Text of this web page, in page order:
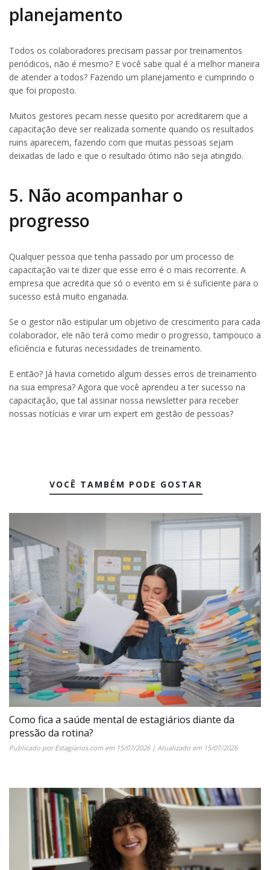
planejamento
Todos os colaboradores precisam passar por treinamentos
periódicos, não é mesmo? E você sabe qual é a melhor maneira
de atender a todos? Fazendo um planejamento e cumprindo o
que foi proposto.
Muitos gestores pecam nesse quesito por acreditarem que a
capacitação deve ser realizada somente quando os resultados
ruins aparecem, fazendo com que muitas pessoas sejam
deixadas de lado e que o resultado ótimo não seja atingido.
5. Não acompanhar o
progresso
Qualquer pessoa que tenha passado por um processo de
capacitação vai te dizer que esse erro é o mais recorrente. A
empresa que acredita que só o evento em si é suficiente para o
sucesso está muito enganada.
Se o gestor não estipular um objetivo de crescimento para cada
colaborador, ele não terá como medir o progresso, tampouco a
eficiência e futuras necessidades de treinamento.
E então? Já havia cometido algum desses erros de treinamento
na sua empresa? Agora que você aprendeu a ter sucesso na
capacitação, que tal assinar nossa newsletter para receber
nossas notícias e virar um expert em gestão de pessoas?
VOCÊ TAMBÉM PODE GOSTAR
Como fica a saúde mental de estagiários diante da
pressão da rotina?
Publicado porEstagiarios.comem 15/07/2026| Atualizado em 15/07/2026